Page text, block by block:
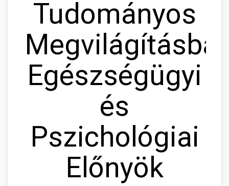
Tudományos
Egészségügyi
és
Pszichológiai
Előnyök